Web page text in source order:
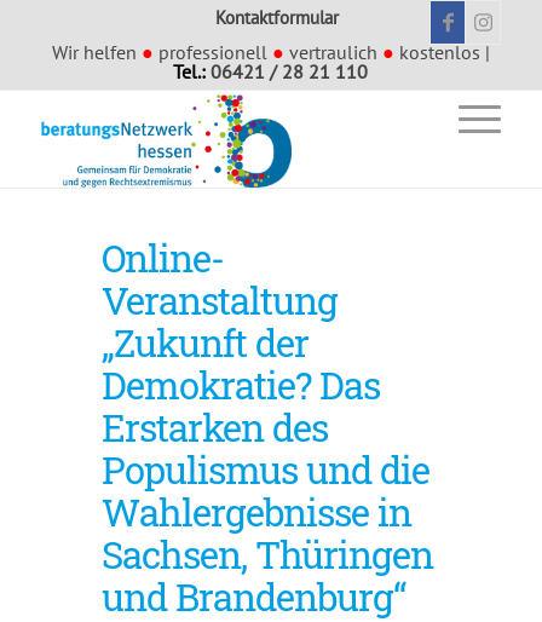
Kontaktformular
Wir helfen ● professionell ● vertraulich ● kostenlos |
Tel.:06421 / 28 21 110
Online-
Veranstaltung
„Zukunft der
Demokratie? Das
Erstarken des
Populismus und die
Wahlergebnisse in
Sachsen, Thüringen
und Brandenburg“